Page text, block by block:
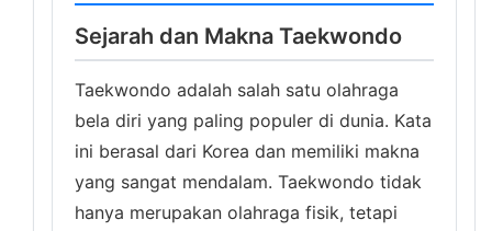
Sejarah dan Makna Taekwondo
Taekwondo adalah salah satu olahraga
bela diri yang paling populer di dunia. Kata
ini berasal dari Korea dan memiliki makna
yang sangat mendalam. Taekwondo tidak
hanya merupakan olahraga fisik, tetapi